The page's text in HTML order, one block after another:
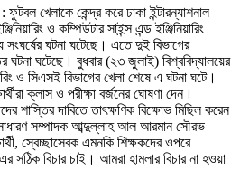
খেলাকে কেন্দ্র করে ঢাকা ইন্টারন্যাশনাল
ও কম্পিউটার সাইন্স এন্ড ইঞ্জিনিয়ারিং
সংঘর্ষের ঘটনা ঘটেছে। এতে দুই বিভাগের
ঘটনা ঘটেছে। বুধবার (২৩ জুলাই) বিশ্ববিদ্যালয়ের
ও সিএসই বিভাগের খেলা শেষে এ ঘটনা ঘটে।
ক্লাস ও পরীক্ষা বর্জনের ঘোষণা দেন।
শাস্তির দাবিতে তাৎক্ষণিক বিক্ষোভ মিছিল করেন
সাধারণ সম্পাদক আব্দুল্লাহ আল আরমান সৌরভ
স্বেচ্ছাসেবক এমনকি শিক্ষকদের ওপরে
সঠিক বিচার চাই। আমরা হামলার বিচার না হওয়া